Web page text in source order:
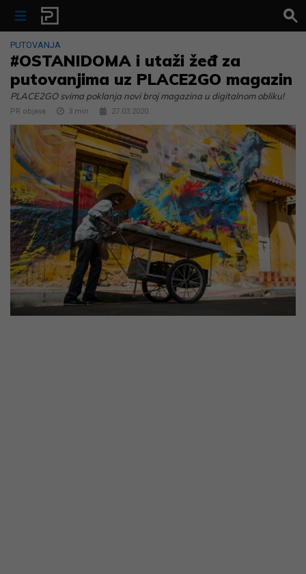
Skip to content
PUTOVANJA
#OSTANIDOMA i utaži žeđ za
putovanjima uz PLACE2GO magazin
PLACE2GO svima poklanja novi broj magazina u digitalnom obliku!
PR objava 3 min 27.03.2020.